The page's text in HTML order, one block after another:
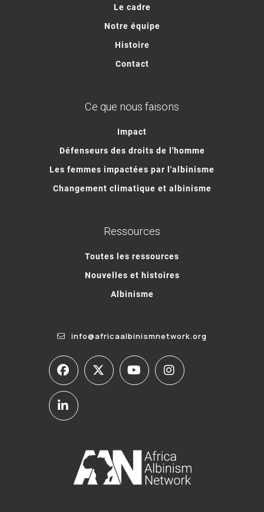
Le cadre
Notre équipe
Histoire
Contact
Ce que nous faisons
Impact
Défenseurs des droits de l'homme
Les femmes impactées par l'albinisme
Changement climatique et albinisme
Ressources
Toutes les ressources
Nouvelles et histoires
Albinisme
info@africaalbinismnetwork.org